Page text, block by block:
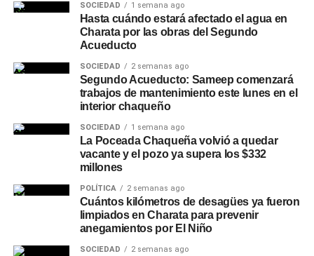
SOCIEDAD 1 semana ago
Hasta cuándo estará afectado el agua en
Charata por las obras del Segundo
Acueducto
SOCIEDAD 2 semanas ago
Segundo Acueducto: Sameep comenzará
trabajos de mantenimiento este lunes en el
interior chaqueño
SOCIEDAD 1 semana ago
La Poceada Chaqueña volvió a quedar
vacante y el pozo ya supera los $332
millones
POLÍTICA 2 semanas ago
Cuántos kilómetros de desagües ya fueron
limpiados en Charata para prevenir
anegamientos por El Niño
SOCIEDAD 2 semanas ago